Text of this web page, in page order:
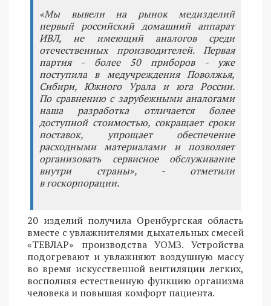
«Мы вывели на рынок медизделий
первый российский домашний аппарат
ИВЛ, не имеющий аналогов среди
отечественных производителей. Первая
партия - более 50 приборов - уже
поступила в медучреждения Поволжья,
Сибири, Южного Урала и юга России.
По сравнению с зарубежными аналогами
наша разработка отличается более
доступной стоимостью, сокращает сроки
поставок, упрощает обеспечение
расходными материалами и позволяет
организовать сервисное обслуживание
внутри страны», - отметили
в госкорпорации.
20 изделий получила Оренбургская область
вместе с увлажнителями дыхательных смесей
«ТЕВЛАР» производства УОМЗ. Устройства
подогревают и увлажняют воздушную массу
во время искусственной вентиляции легких,
восполняя естественную функцию организма
человека и повышая комфорт пациента.